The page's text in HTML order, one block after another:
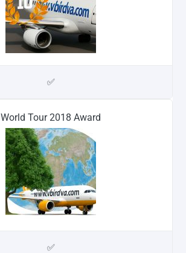
✅
World Tour 2018 Award
✅